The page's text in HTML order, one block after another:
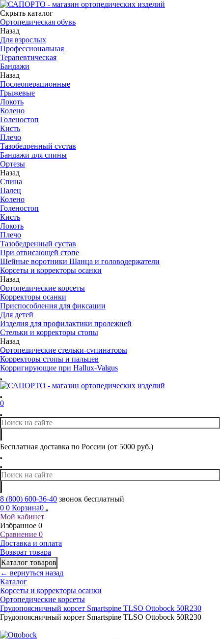
Скрыть каталог
Ортопедическая обувь
Назад
Для взрослых
Профессиональная
Терапевтическая
Бандажи
Назад
Послеоперационные
Грыжевые
Локоть
Колено
Голеностоп
Кисть
Плечо
Тазобедренный сустав
Бандажи для спины
Ортезы
Назад
Спина
Палец
Колено
Голеностоп
Кисть
Локоть
Плечо
Тазобедренный сустав
При отвисающей стопе
Шейные воротники Шанца и головодержатели
Корсеты и корректоры осанки
Назад
Ортопедические корсеты
Корректоры осанки
Приспособления для фиксации
Для детей
Изделия для профилактики пролежней
Стельки и корректоры стопы
Назад
Ортопедические стельки-супинаторы
Корректоры стопы и пальцев
Корригирующие при Hallux-Valgus
0
Бесплатная доставка по России (от 5000 руб.)
8 (800) 600-36-40 звонок бесплатный
0 0 Корзина0
Мой кабинет
Избранное 0
Сравнение 0
Доставка и оплата
Возврат товара
Каталог товаров
← вернуться назад
Каталог
Корсеты и корректоры осанки
Ортопедические корсеты
Грудопоясничный корсет Smartspine TLSO Ottobock 50R230
Грудопоясничный корсет Smartspine TLSO Ottobock 50R230